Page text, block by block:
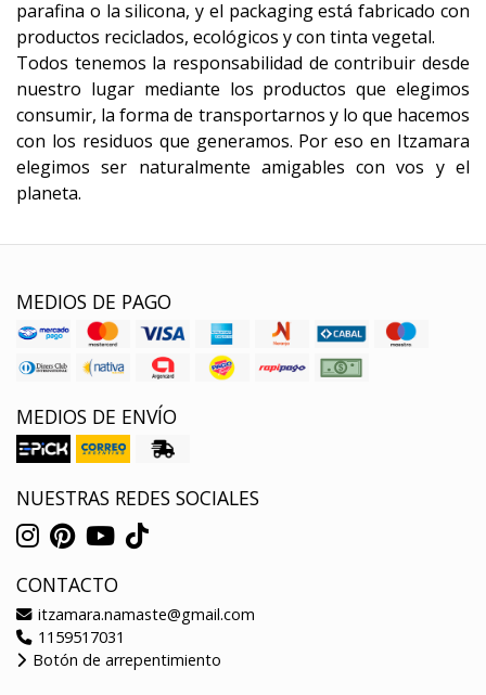
parafina o la silicona, y el packaging está fabricado con
productos reciclados, ecológicos y con tinta vegetal.
Todos tenemos la responsabilidad de contribuir desde
nuestro lugar mediante los productos que elegimos
consumir, la forma de transportarnos y lo que hacemos
con los residuos que generamos. Por eso en Itzamara
elegimos ser naturalmente amigables con vos y el
planeta.
MEDIOS DE PAGO
MEDIOS DE ENVÍO
NUESTRAS REDES SOCIALES
CONTACTO
itzamara.namaste@gmail.com
1159517031
Botón de arrepentimiento